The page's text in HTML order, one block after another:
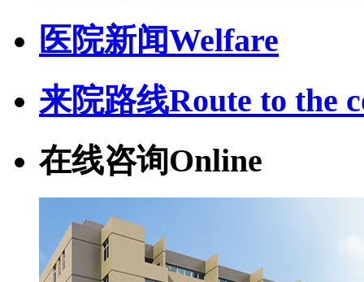
医院新闻Welfare
来院路线Route to the
在线咨询Online